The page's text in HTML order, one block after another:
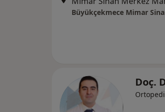
Büyükçekmece Mimar
Doç.